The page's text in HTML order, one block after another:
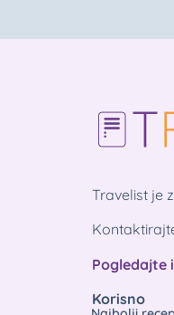
Travelist je
Pogledajte
Korisno